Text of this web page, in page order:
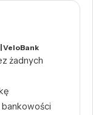
VeloBank
żadnych
bankowości